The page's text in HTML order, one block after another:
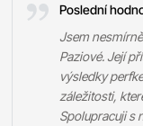
Poslední
Jsem
Paziové. Její
výsledky
záležitosti,
Spolupracuji s